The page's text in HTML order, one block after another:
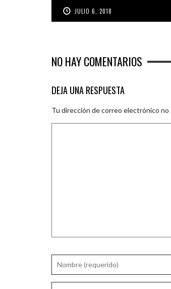
JULIO 6, 2018
NO HAY COMENTARIOS
DEJA UNA RESPUESTA
Tu dirección de correo electrónico no